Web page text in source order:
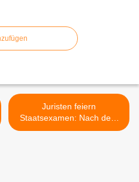
Juristen feiern
Staatsexamen: Nach dem
Sekt gab es Corona-